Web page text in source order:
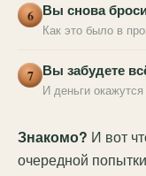
6 Вы снова
Как это было в
7 Вы забудете
И деньги
Знакомо? И вот
очередной